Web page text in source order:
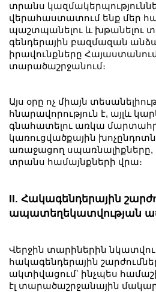
տրանս
վերահաստատում ենք մեր
պաշտպանելու և խթանելու
գենդերային բազմազան
իրավունքները
տարածաշրջանում։
Այս օրը ոչ միայն
հնարավորություն է, այլև
գնահատելու առկա
կառուցվածքային
առաջացող սպառնալիքները,
տրանս համայնքների վրա։
II. Հակագենդերային
ապատեղեկատվության
Վերջին տարիներին
հակագենդերային
ակտիվացում՝ ինչպես
էլ տարածաշրջանային